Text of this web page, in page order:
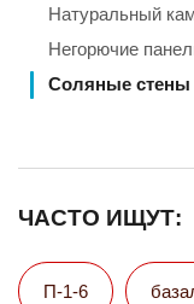
Натуральный
Негорючие
Соляные стены
ЧАСТО ИЩУТ:
П-1-6